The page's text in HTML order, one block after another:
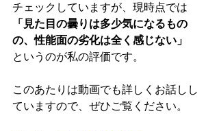
チェックしていますが、現時点では
「見た目の曇りは多少気になるもの
の、性能面の劣化は全く感じない」
というのが私の評価です。
このあたりは動画でも詳しくお話しし
ていますので、ぜひご覧ください。